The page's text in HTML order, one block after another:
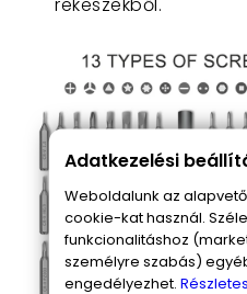
Adatkezelési
Weboldalunk az
cookie-kat használ.
funkcionalitáshoz
személyre szabás)
engedélyezhet.